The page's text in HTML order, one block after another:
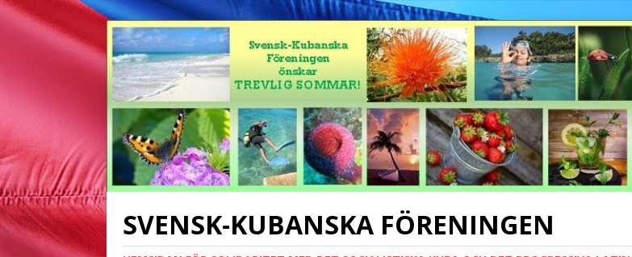
SVENSK-KUBANSKA FÖRENINGEN